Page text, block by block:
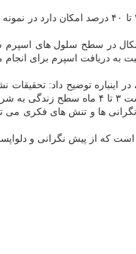
وی با اشاره به اینکه مبتلایان به این نوع آزواسپرم نیازمند نمونه
در سطح سلول های اسپرم
دریافت اسپرم برای انجام
در اینباره توضیح داد:
ها و تنش های فکری می
است که از پیش نگرانی و